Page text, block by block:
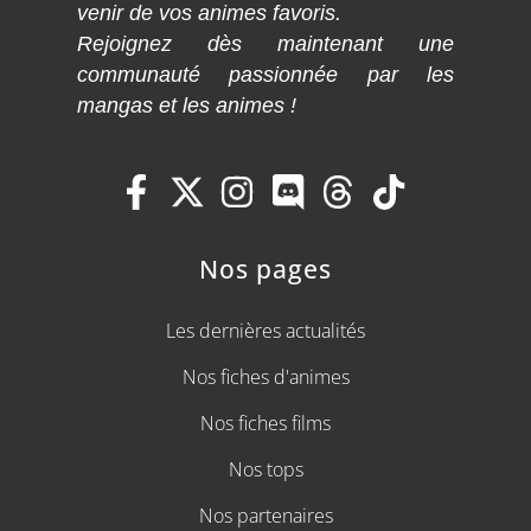
venir de vos animes favoris.
Rejoignez dès maintenant une
communauté passionnée par les
mangas et les animes !
Nos pages
Les dernières actualités
Nos fiches d'animes
Nos fiches films
Nos tops
Nos partenaires